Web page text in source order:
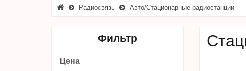
Радиосвязь Авто/Стационарные радиостанции
Фильтр
Цена